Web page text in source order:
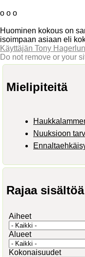
o o o
Huominen kokous on
isoimpaan asiaan eli
Käyttäjän Tony
Do not remove or your
Mielipiteitä
Nuuksioon
Rajaa sisältöä
Aiheet
Alueet
Kokonaisuudet